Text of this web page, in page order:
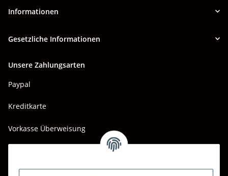
Informationen
Gesetzliche Informationen
Unsere Zahlungsarten
Paypal
Kreditkarte
Vorkasse Überweisung
Wir versenden mit